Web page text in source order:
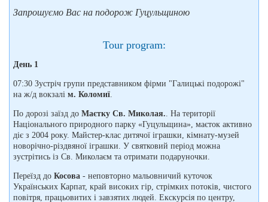
Запрошуємо Вас на подорож Гуцульщиною
Tour program:
День 1
07:30 Зустріч групи представником фірми "Галицькі подорожі"
на ж/д вокзалі м. Коломиї.
По дорозі заїзд до Маєтку Св. Миколая.. На території
Національного природного парку «Гуцульщина», маєток активно
діє з 2004 року. Майстер-клас дитячої іграшки, кімнату-музей
новорічно-різдвяної іграшки. У святковий період можна
зустрітись із Св. Миколаєм та отримати подаруночки.
Переїзд до Косова - неповторно мальовничий куточок
Українських Карпат, край високих гір, стрімких потоків, чистого
повітря, працьовитих і завзятих людей. Екскурсія по центру,